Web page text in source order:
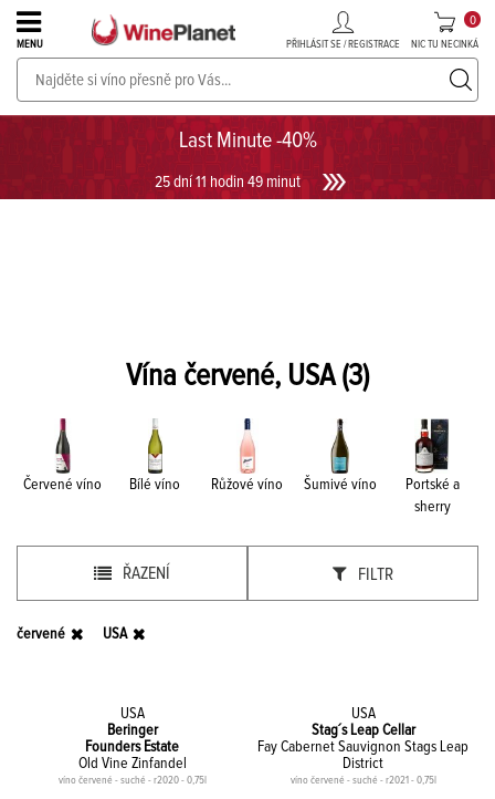
Last Minute -40%
25 dní 11 hodin 49 minut
MENU PŘIHLÁSIT SE / REGISTRACE NIC TU NECINKÁ
0
PROSECCO v akci až do -30%!UKÁZAT PROSECCO
Vína červené, USA(3)
Červené víno Bílé víno Růžové víno Šumivé víno
Portské a
sherry
ŘAZENÍ FILTR
červené USA
USA
Beringer
Founders Estate
Old Vine Zinfandel
víno červené - suché - r2020 - 0,75l
USA
Stag´s Leap Cellar
Fay Cabernet Sauvignon Stags Leap
District
víno červené - suché - r2021 - 0,75l